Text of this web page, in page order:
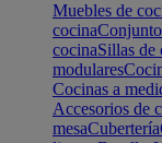
Muebles de
cocina
cocinaSillas de
modulares
Cocinas a
Accesorios de
mesaCubertería